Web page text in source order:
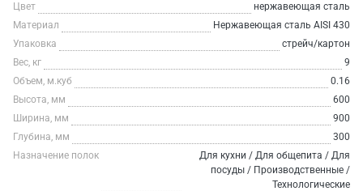
Цвет
нержавеющая сталь
Материал
Нержавеющая сталь AISI 430
Упаковка
стрейч/картон
Вес, кг
9
Объем, м.куб
0.16
Высота, мм
600
Ширина, мм
900
Глубина, мм
300
Назначение полок
Для кухни / Для общепита / Для
посуды / Производственные /
Технологические